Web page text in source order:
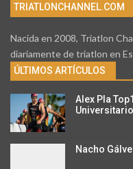
TRIATLONCHANNEL.COM
Nacida en 2008, Triatlon
diariamente de triatlon en
ÚLTIMOS ARTÍCULOS
Alex Pla
Nacho